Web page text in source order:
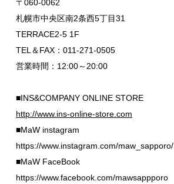
〒060-0062
札幌市中央区南2条西5丁目31
TERRACE2-5 1F
TEL＆FAX：011-271-0505
営業時間：12:00～20:00
■INS&COMPANY ONLINE STORE
http://www.ins-online-store.com
■MaW instagram
https://www.instagram.com/maw_sapporo/
■MaW FaceBook
https://www.facebook.com/mawsappporo